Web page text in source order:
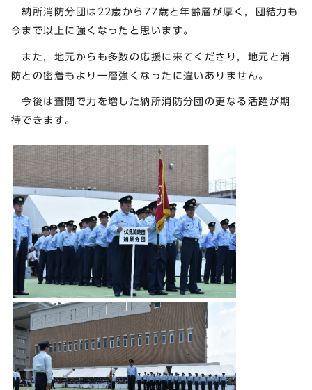
納所消防分団は22歳から77歳と年齢層が厚く，団結力も
今まで以上に強くなったと思います。
また，地元からも多数の応援に来てくださり，地元と消
防との密着もより一層強くなったに違いありません。
今後は査閲で力を増した納所消防分団の更なる活躍が期
待できます。